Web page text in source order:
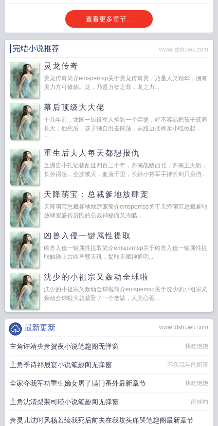
查看更多章节...
完结小说推荐 www.ldshuwu.com
灵龙传奇
灵龙传奇简介emspemsp关于灵龙传奇灵，乃是人类精华，拥有
灵力方可修炼。龙，乃是万物之尊，龙之力...
幕后顶级大大佬
十几年前，龙国一退役军人捡到一个弃婴，好不容易把孩子抚养
长大，他死后，孩子独自出去闯荡，从路边摆摊卖小吃做起，
一...
重生后夫人每天都想报仇
五洲史小扎记载乱世四百三十年，齐南战败西北，齐南王大怒，
长孙祸起，全族被灭，血流千里，长孙小将军手持长剑只身挡...
天降萌宝：总裁爹地放肆宠
天降萌宝总裁爹地放肆宠简介emspemsp关于天降萌宝总裁爹地
放肆宠盛传厉氏的总裁神秘而又冷酷，...
凶兽入侵一键属性提取
凶兽入侵一键属性提取简介emspemsp关于凶兽入侵一键属性提
取触碰上古凶兽朝天犼，提取天赋神通明...
沈少的小祖宗又轰动全球啦
沈少的小祖宗又轰动全球啦简介emspemsp关于沈少的小祖宗又
轰动全球啦大总裁娶了一个老婆，人美心善...
www.ldshuwu.com
最新更新
主角许靖央萧贺夜小说笔趣阁无弹窗 我吃饱饱
主角季诗祁晟宴小说笔趣阁无弹窗 不负流年的奶茶
全家夺我军功重生嫡女屠了满门番外最新章节 我吃饱饱
主角沈清梨裴司瑾小说笔趣阁无弹窗 南枝灼
萧灵儿沈时风杨若绫我死后前夫在我坟头痛哭笔趣阁最新章节